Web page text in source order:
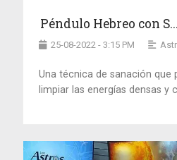
Péndulo Hebreo con S...
25-08-2022 - 3:15 PM
Una técnica de sanación que
limpiar las energías densas y